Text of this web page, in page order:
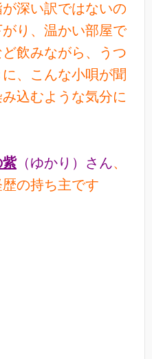
深い訳ではないの
り、温かい部屋で
飲みながら、うつ
、こんな小唄が聞
込むような気分に
紫（ゆかり）さん、
の持ち主です